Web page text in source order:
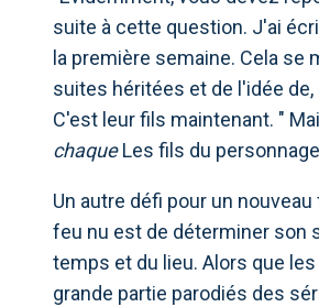
suite à cette question. J'ai
la première semaine. Cela se
suites héritées et de l'idée
C'est leur fils maintenant. "
chaqueLes fils du
Un autre défi pour un
feu nu est de déterminer son
temps et du lieu. Alors que
grande partie parodiés des